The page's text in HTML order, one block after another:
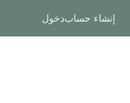
إنشاء حسابدخول